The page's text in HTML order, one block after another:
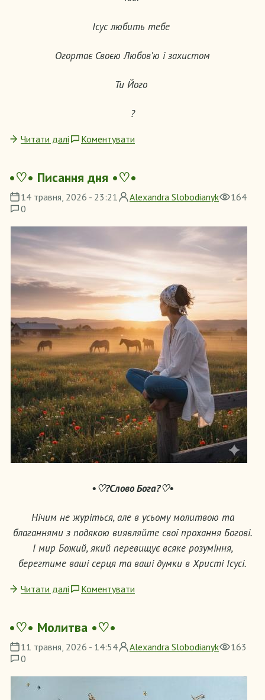
Ісус любить тебе
Огортає Своєю Любов’ю і захистом
Ти Його
?
Читати далі Коментувати
•♡• Писання дня •♡•
14 травня, 2026 - 23:21 Alexandra Slobodianyk
164
0
•♡?Слово Бога?♡•
Нічим не журіться, але в усьому молитвою та
благаннями з подякою виявляйте свої прохання Богові.
І мир Божий, який перевищує всяке розуміння,
берегтиме ваші серця та ваші думки в Христі Ісусі.
Читати далі Коментувати
•♡• Молитва •♡•
11 травня, 2026 - 14:54 Alexandra Slobodianyk
163
0